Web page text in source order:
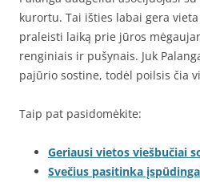
kurortu. Tai išties labai gera
praleisti laiką prie jūros
renginiais ir pušynais. Juk
pajūrio sostine, todėl poilsis čia
Taip pat pasidomėkite:
Geriausi vietos viešbučiai
Svečius pasitinka